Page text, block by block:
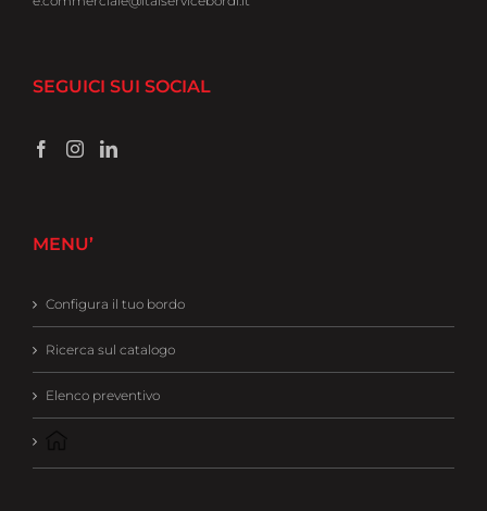
SEGUICI SUI SOCIAL
MENU’
Configura il tuo bordo
Ricerca sul catalogo
Elenco preventivo